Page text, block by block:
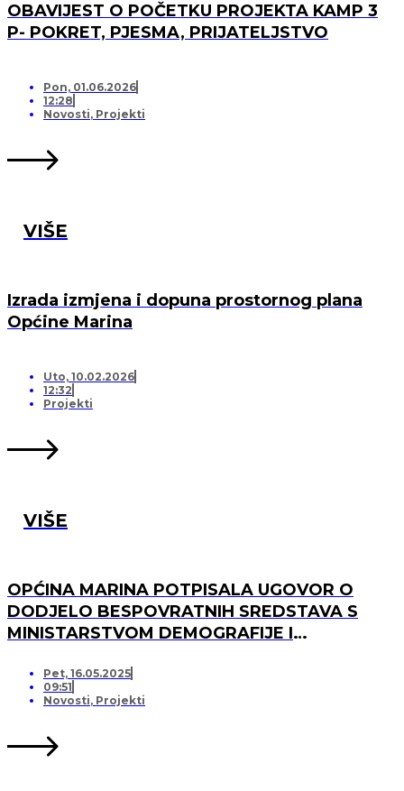
OBAVIJEST O POČETKU PROJEKTA KAMP 3
P- POKRET, PJESMA, PRIJATELJSTVO
Pon, 01.06.2026
12:28
Novosti, Projekti
VIŠE
Izrada izmjena i dopuna prostornog plana
Općine Marina
Uto, 10.02.2026
12:32
Projekti
VIŠE
OPĆINA MARINA POTPISALA UGOVOR O
DODJELO BESPOVRATNIH SREDSTAVA S
MINISTARSTVOM DEMOGRAFIJE I
OPREMANJA DJEČJEG IGRALIŠTA U
SVINCIMA
Pet, 16.05.2025
09:51
Novosti, Projekti